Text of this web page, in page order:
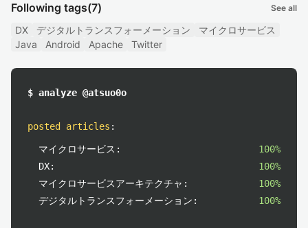
Following tags(7) See all
DX デジタルトランスフォーメーション
マイクロサービス
Java
Android Apache Twitter
$ analyze @atsuo0o
posted articles :
マイクロサービス:
100%
DX:
100%
マイクロサービスアーキテクチャ:
100%
デジタルトランスフォーメーション:
100%